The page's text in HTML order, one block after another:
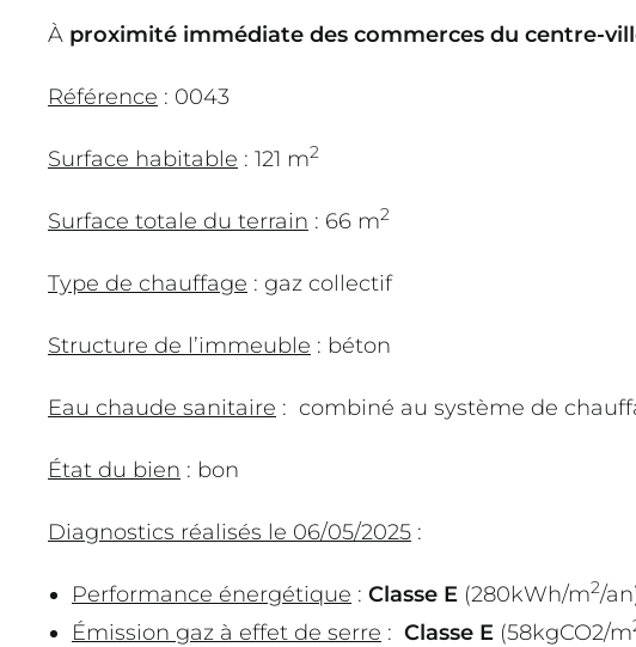
À proximité immédiate des commerces du centre-
Référence : 0043
Surface habitable : 121 m2
Surface totale du terrain : 66 m2
Type de chauffage : gaz collectif
Structure de l’immeuble : béton
Eau chaude sanitaire : combiné au système de
État du bien : bon
Diagnostics réalisés le 06/05/2025 :
Performance énergétique : Classe E (280kWh/m2/
Émission gaz à effet de serre : Classe E (58kgCO2/m